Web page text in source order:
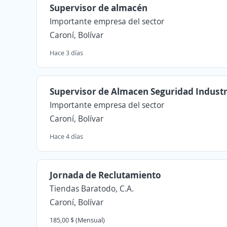
Supervisor de almacén
Importante empresa del sector
Caroní, Bolívar
Hace 3 días
Supervisor de Almacen Seguridad
Importante empresa del sector
Caroní, Bolívar
Hace 4 días
Jornada de Reclutamiento
Tiendas Baratodo, C.A.
Caroní, Bolívar
185,00 $ (Mensual)